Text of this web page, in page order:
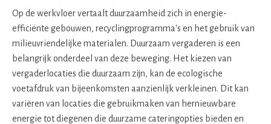
Op de werkvloer vertaalt duurzaamheid zich in energie-
efficiënte gebouwen, recyclingprogramma's en het gebruik van
milieuvriendelijke materialen. Duurzaam vergaderen is een
belangrijk onderdeel van deze beweging. Het kiezen van
vergaderlocaties die duurzaam zijn, kan de ecologische
voetafdruk van bijeenkomsten aanzienlijk verkleinen. Dit kan
variëren van locaties die gebruikmaken van hernieuwbare
energie tot diegenen die duurzame cateringopties bieden en